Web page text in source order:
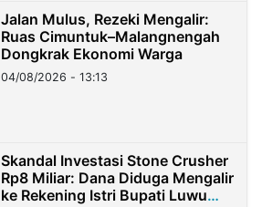
Jalan Mulus, Rezeki Mengalir:
Ruas Cimuntuk–Malangnengah
Dongkrak Ekonomi Warga
04/08/2026 - 13:13
Skandal Investasi Stone Crusher
Rp8 Miliar: Dana Diduga Mengalir
ke Rekening Istri Bupati Luwu